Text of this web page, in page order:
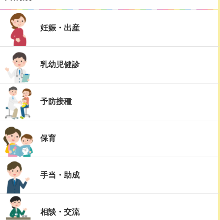
妊娠・出産
乳幼児健診
予防接種
保育
手当・助成
相談・交流